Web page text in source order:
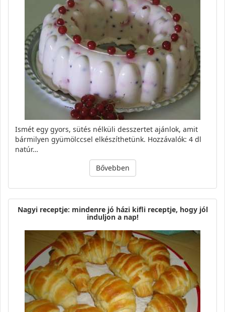
Ismét egy gyors, sütés nélküli desszertet ajánlok, amit
bármilyen gyümölccsel elkészíthetünk. Hozzávalók: 4 dl
natúr…
Bővebben
Nagyi receptje: mindenre jó házi kifli receptje, hogy jól
induljon a nap!